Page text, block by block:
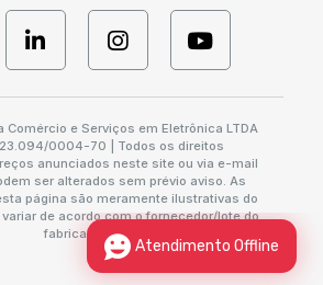
Comércio e Serviços em Eletrônica LTDA
0004-70 | Todos os direitos
anunciados neste site ou via e-mail
ser alterados sem prévio aviso. As
página são meramente ilustrativas do
de acordo com o fornecedor/lote do
fabricante.